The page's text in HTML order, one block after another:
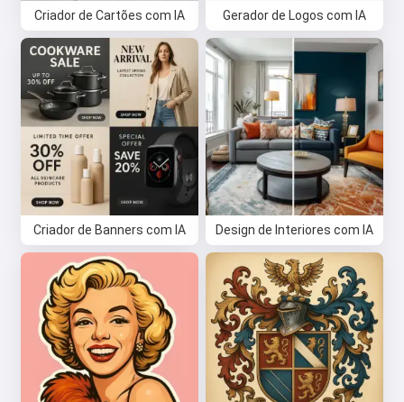
Criador de Cartões com IA Gerador de Logos com IA
Criador de Banners com IA Design de Interiores com IA